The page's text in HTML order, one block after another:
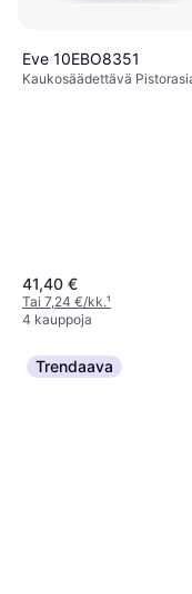
Eve 10EBO8351
Kaukosäädettävä
41,40 €
Tai 7,24 €/kk.¹
4 kauppoja
Trendaava